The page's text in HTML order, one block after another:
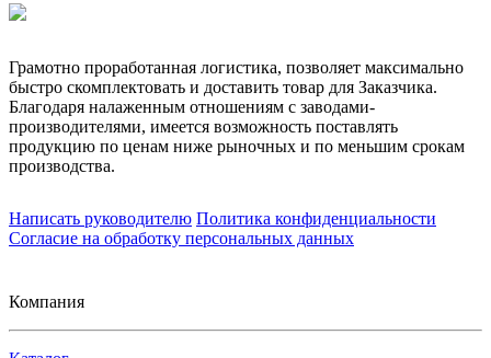
Грамотно проработанная логистика, позволяет максимально
быстро скомплектовать и доставить товар для Заказчика.
Благодаря налаженным отношениям с заводами-
производителями, имеется возможность поставлять
продукцию по ценам ниже рыночных и по меньшим срокам
производства.
Написать руководителю Политика конфиденциальности
Согласие на обработку персональных данных
Компания